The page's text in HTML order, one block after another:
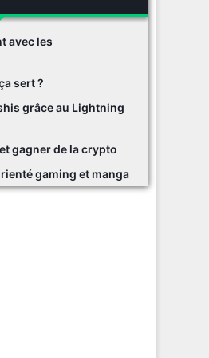
avec les
sert ?
grâce au Lightning
gagner de la crypto
gaming et manga